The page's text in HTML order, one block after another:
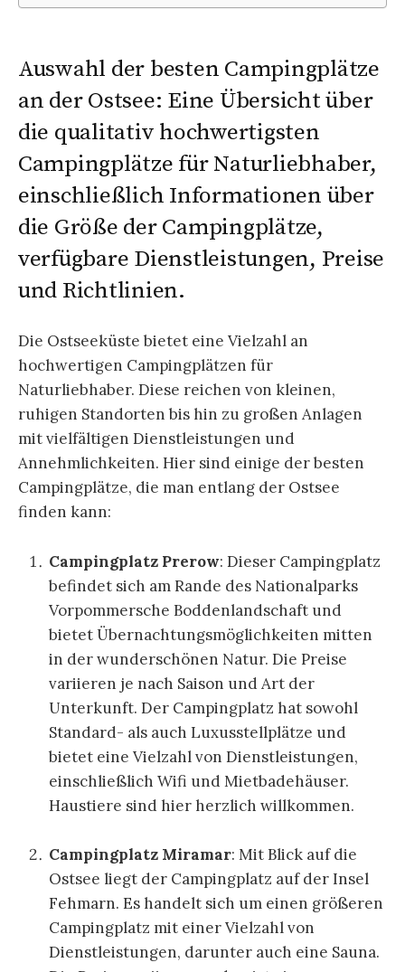
Auswahl der besten Campingplätze
an der Ostsee: Eine Übersicht über
die qualitativ hochwertigsten
Campingplätze für Naturliebhaber,
einschließlich Informationen über
die Größe der Campingplätze,
verfügbare Dienstleistungen, Preise
und Richtlinien.
Die Ostseeküste bietet eine Vielzahl an
hochwertigen Campingplätzen für
Naturliebhaber. Diese reichen von kleinen,
ruhigen Standorten bis hin zu großen Anlagen
mit vielfältigen Dienstleistungen und
Annehmlichkeiten. Hier sind einige der besten
Campingplätze, die man entlang der Ostsee
finden kann:
Campingplatz Prerow: Dieser Campingplatz
befindet sich am Rande des Nationalparks
Vorpommersche Boddenlandschaft und
bietet Übernachtungsmöglichkeiten mitten
in der wunderschönen Natur. Die Preise
variieren je nach Saison und Art der
Unterkunft. Der Campingplatz hat sowohl
Standard- als auch Luxusstellplätze und
bietet eine Vielzahl von Dienstleistungen,
einschließlich Wifi und Mietbadehäuser.
Haustiere sind hier herzlich willkommen.
Campingplatz Miramar: Mit Blick auf die
Ostsee liegt der Campingplatz auf der Insel
Fehmarn. Es handelt sich um einen größeren
Campingplatz mit einer Vielzahl von
Dienstleistungen, darunter auch eine Sauna.